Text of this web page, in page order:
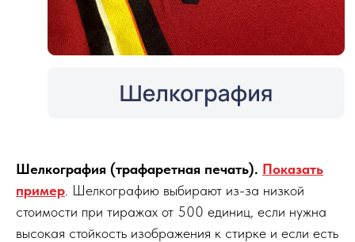
Шелкография (трафаретная печать). Показать
пример . Шелкографию выбирают из-за низкой
стоимости при тиражах от 500 единиц, если нужна
высокая стойкость изображения к стирке и если есть